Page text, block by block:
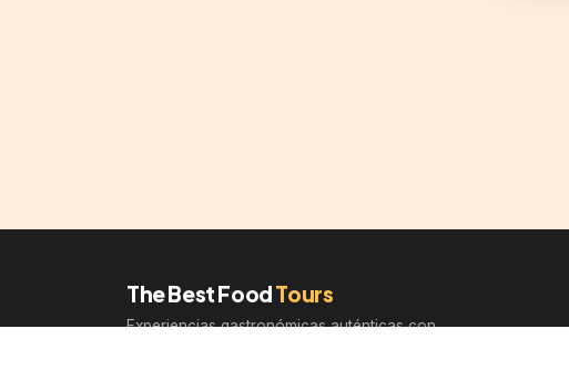
The Best FoodTours
Experiencias gastronómicas auténticas con